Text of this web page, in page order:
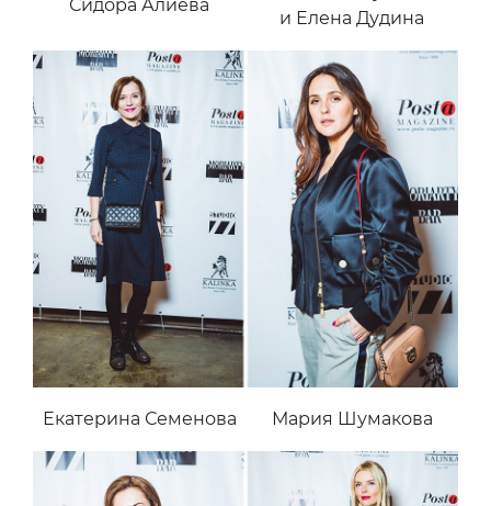
Сидора Алиева
и Елена Дудина
Екатерина Семенова Мария Шумакова